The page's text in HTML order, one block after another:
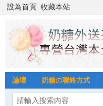
設為首頁 收藏本站
論壇 奶糖の聯絡方式